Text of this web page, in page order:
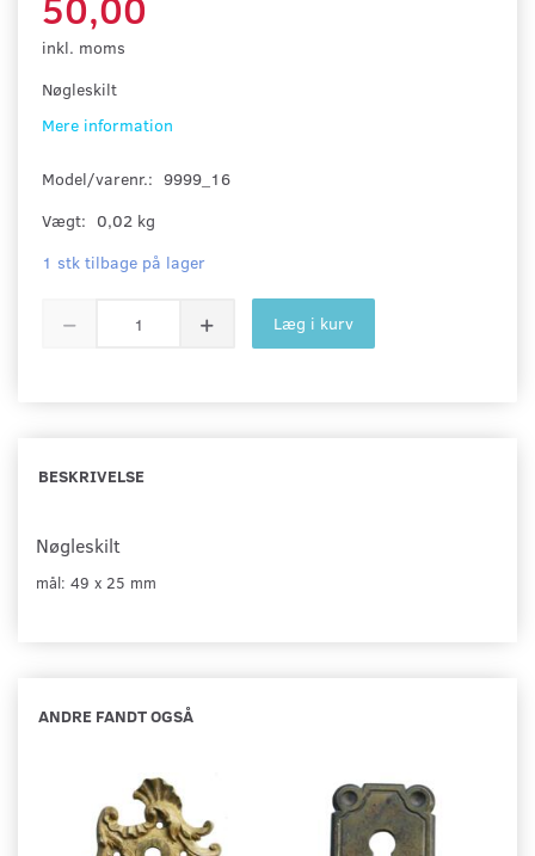
inkl. moms
Nøgleskilt
Mere information
Model/varenr.: 9999_16
Vægt: 0,02 kg
1 stk tilbage på lager
Læg i kurv
BESKRIVELSE
Nøgleskilt
mål: 49 x 25 mm
ANDRE FANDT OGSÅ